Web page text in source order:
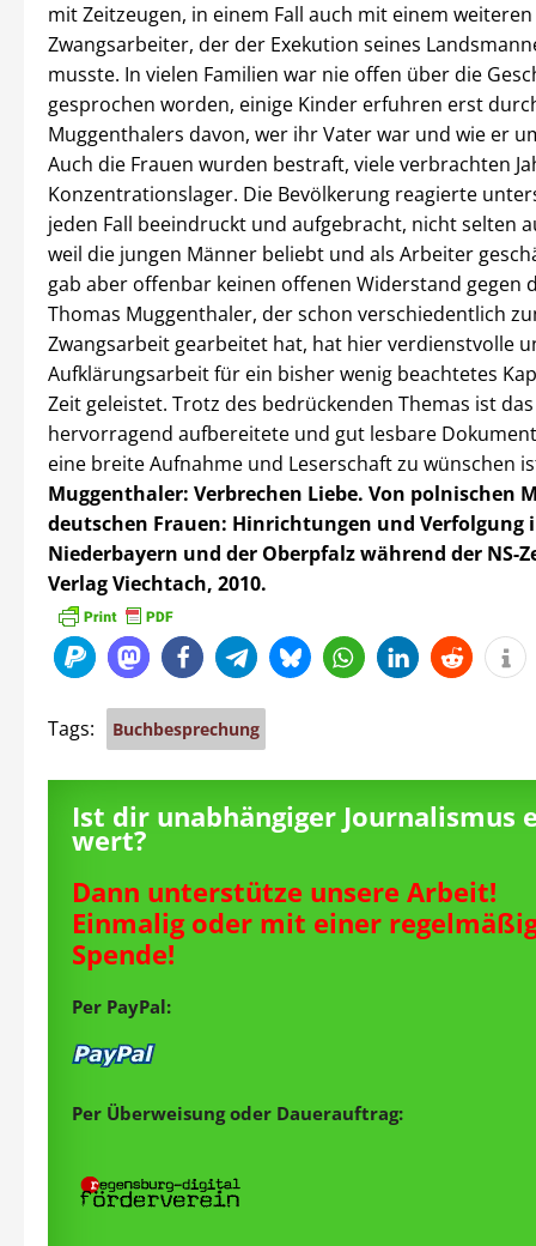
mit Zeitzeugen, in einem Fall auch mit einem
Zwangsarbeiter, der der Exekution seines
musste. In vielen Familien war nie offen über die
gesprochen worden, einige Kinder erfuhren erst
Muggenthalers davon, wer ihr Vater war und wie er
Auch die Frauen wurden bestraft, viele verbrachten
Konzentrationslager. Die Bevölkerung reagierte
jeden Fall beeindruckt und aufgebracht, nicht selten
weil die jungen Männer beliebt und als Arbeiter
gab aber offenbar keinen offenen Widerstand gegen
Thomas Muggenthaler, der schon verschiedentlich
Zwangsarbeit gearbeitet hat, hat hier verdienstvolle
Aufklärungsarbeit für ein bisher wenig beachtetes
Zeit geleistet. Trotz des bedrückenden Themas ist
hervorragend aufbereitete und gut lesbare
eine breite Aufnahme und Leserschaft zu wünschen
Muggenthaler: Verbrechen Liebe. Von polnischen
deutschen Frauen: Hinrichtungen und Verfolgung
Niederbayern und der Oberpfalz während der NS-
Verlag Viechtach, 2010.
Tags: Buchbesprechung
Ist dir unabhängiger Journalismus
wert?
Dann unterstütze unsere Arbeit!
Einmalig oder mit einer
Spende!
Per PayPal:
Per Überweisung oder Dauerauftrag: